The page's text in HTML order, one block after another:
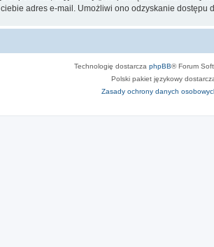
adres e-mail. Umożliwi ono odzyskanie dostępu
Technologię dostarcza phpBB® Forum
Polski pakiet językowy
Zasady ochrony danych